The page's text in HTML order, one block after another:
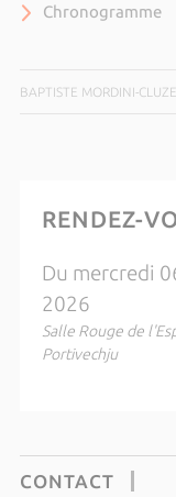
Chronogramme
BAPTISTE MORDINI-
RENDEZ-
Du mercredi
2026
Salle Rouge de
Portivechju
CONTACT